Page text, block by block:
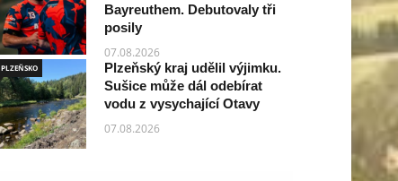
Bayreuthem. Debutovaly tři
posily
07.08.2026
PLZEŇSKO
Plzeňský kraj udělil výjimku.
Sušice může dál odebírat
vodu z vysychající Otavy
07.08.2026